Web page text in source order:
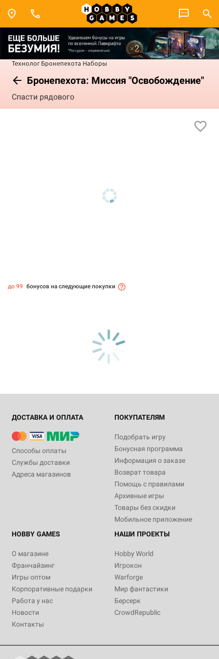
Технолог Бронепехота Наборы
Бронепехота: Миссия "Освобождение"
Спасти рядового
до 99 бонусов на следующие покупки
ДОСТАВКА И ОПЛАТА
Способы оплаты
Службы доставки
Адреса магазинов
ПОКУПАТЕЛЯМ
Подобрать игру
Бонусная программа
Информация о заказе
Возврат товара
Помощь с правилами
Архивные игры
Товары без скидки
Мобильное приложение
HOBBY GAMES
О магазине
Франчайзинг
Игры оптом
Корпоративные подарки
Работа у нас
Новости
Контакты
НАШИ ПРОЕКТЫ
Hobby World
Игрокон
Warforge
Мир фантастики
Берсерк
CrowdRepublic